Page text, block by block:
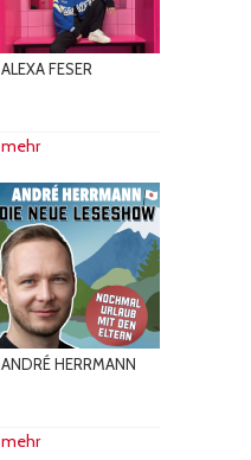
ALEXA FESER
mehr
ANDRÉ HERRMANN
mehr